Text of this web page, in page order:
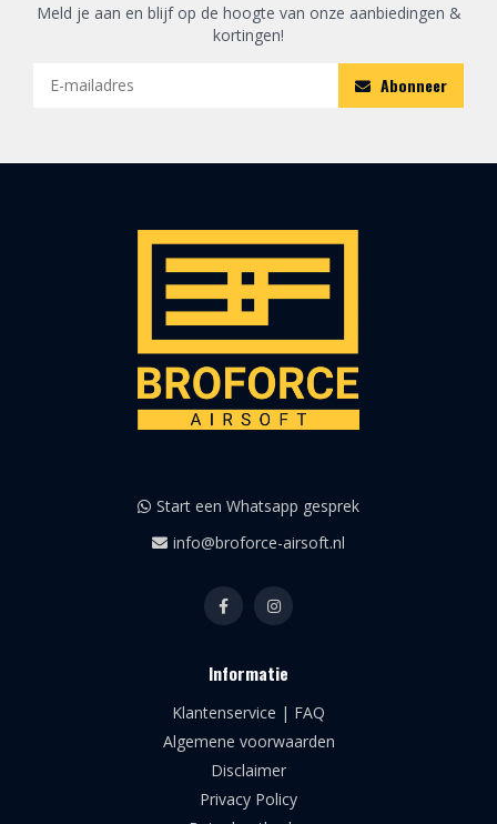
Meld je aan en blijf op de hoogte van onze aanbiedingen &
kortingen!
Abonneer
Start een Whatsapp gesprek
info@broforce-airsoft.nl
Informatie
Klantenservice | FAQ
Algemene voorwaarden
Disclaimer
Privacy Policy